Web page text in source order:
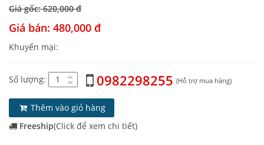
Giá gốc: 620,000 đ
Giá bán: 480,000 đ
Khuyến mại:
Số lượng: 0982298255 (Hỗ trợ mua hàng)
Thêm vào giỏ hàng
Freeship(Click để xem chi tiết)